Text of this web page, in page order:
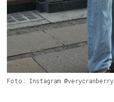
Foto: Instagram @verycranberry